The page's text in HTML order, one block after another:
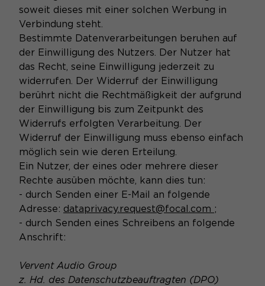
soweit dieses mit einer solchen Werbung in
Verbindung steht.
Bestimmte Datenverarbeitungen beruhen auf
der Einwilligung des Nutzers. Der Nutzer hat
das Recht, seine Einwilligung jederzeit zu
widerrufen. Der Widerruf der Einwilligung
berührt nicht die Rechtmäßigkeit der aufgrund
der Einwilligung bis zum Zeitpunkt des
Widerrufs erfolgten Verarbeitung. Der
Widerruf der Einwilligung muss ebenso einfach
möglich sein wie deren Erteilung.
Ein Nutzer, der eines oder mehrere dieser
Rechte ausüben möchte, kann dies tun:
- durch Senden einer E-Mail an folgende
Adresse: dataprivacy.request@focal.com ;
- durch Senden eines Schreibens an folgende
Anschrift:
Vervent Audio Group
z. Hd. des Datenschutzbeauftragten (DPO)